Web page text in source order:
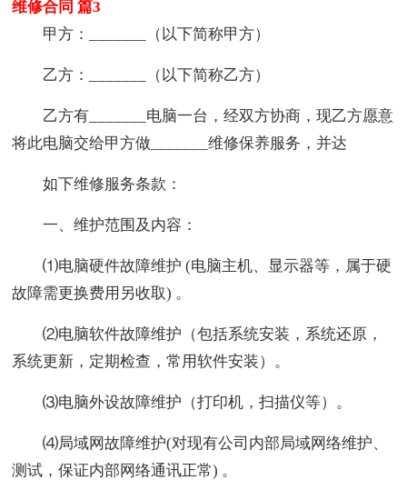
维修合同 篇3
甲方：_______（以下简称甲方）
乙方：_______（以下简称乙方）
乙方有_______电脑一台，经双方协商，现乙方愿意
将此电脑交给甲方做_______维修保养服务，并达
如下维修服务条款：
一、维护范围及内容：
⑴电脑硬件故障维护 (电脑主机、显示器等，属于硬
故障需更换费用另收取) 。
⑵电脑软件故障维护（包括系统安装，系统还原，
系统更新，定期检查，常用软件安装）。
⑶电脑外设故障维护（打印机，扫描仪等）。
⑷局域网故障维护(对现有公司内部局域网络维护、
测试，保证内部网络通讯正常) 。